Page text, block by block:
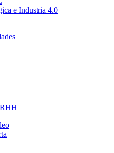
e Industria 4.0